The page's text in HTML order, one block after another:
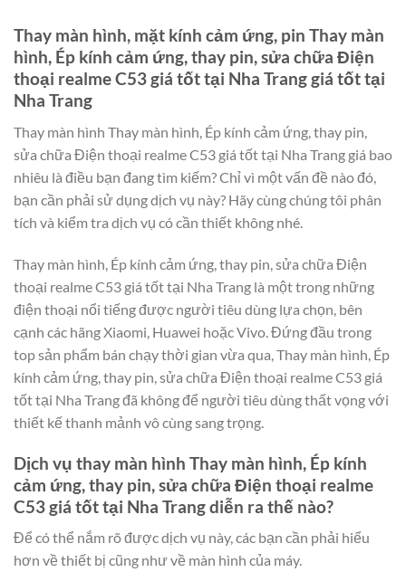
Thay màn hình, mặt kính cảm ứng, pin Thay màn
hình, Ép kính cảm ứng, thay pin, sửa chữa Điện
thoại realme C53 giá tốt tại Nha Trang giá tốt tại
Nha Trang
Thay màn hình Thay màn hình, Ép kính cảm ứng, thay pin,
sửa chữa Điện thoại realme C53 giá tốt tại Nha Trang giá bao
nhiêu là điều bạn đang tìm kiếm? Chỉ vì một vấn đề nào đó,
bạn cần phải sử dụng dịch vụ này? Hãy cùng chúng tôi phân
tích và kiểm tra dịch vụ có cần thiết không nhé.
Thay màn hình, Ép kính cảm ứng, thay pin, sửa chữa Điện
thoại realme C53 giá tốt tại Nha Trang là một trong những
điện thoại nổi tiếng được người tiêu dùng lựa chọn, bên
cạnh các hãng Xiaomi, Huawei hoặc Vivo. Đứng đầu trong
top sản phẩm bán chạy thời gian vừa qua, Thay màn hình, Ép
kính cảm ứng, thay pin, sửa chữa Điện thoại realme C53 giá
tốt tại Nha Trang đã không để người tiêu dùng thất vọng với
thiết kế thanh mảnh vô cùng sang trọng.
Dịch vụ thay màn hình Thay màn hình, Ép kính
cảm ứng, thay pin, sửa chữa Điện thoại realme
C53 giá tốt tại Nha Trang diễn ra thế nào?
Để có thể nắm rõ được dịch vụ này, các bạn cần phải hiểu
hơn về thiết bị cũng như về màn hình của máy.